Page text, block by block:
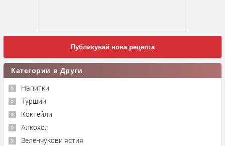
Публикувай нова рецепта
Категории в Други
Напитки
Туршии
Коктейли
Алкохол
Зеленчукови ястия